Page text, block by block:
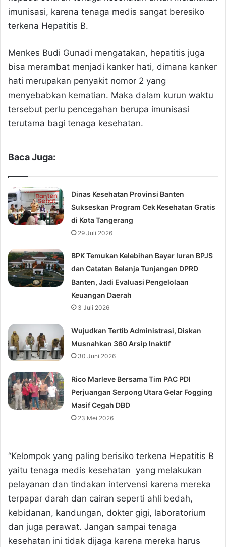
imunisasi, karena tenaga medis sangat beresiko
terkena Hepatitis B.
Menkes Budi Gunadi mengatakan, hepatitis juga
bisa merambat menjadi kanker hati, dimana kanker
hati merupakan penyakit nomor 2 yang
menyebabkan kematian. Maka dalam kurun waktu
tersebut perlu pencegahan berupa imunisasi
terutama bagi tenaga kesehatan.
Baca Juga:
Dinas Kesehatan Provinsi Banten
Sukseskan Program Cek Kesehatan Gratis
di Kota Tangerang
29 Juli 2026
BPK Temukan Kelebihan Bayar Iuran BPJS
dan Catatan Belanja Tunjangan DPRD
Banten, Jadi Evaluasi Pengelolaan
Keuangan Daerah
3 Juli 2026
Wujudkan Tertib Administrasi, Diskan
Musnahkan 360 Arsip Inaktif
30 Juni 2026
Rico Marleve Bersama Tim PAC PDI
Perjuangan Serpong Utara Gelar Fogging
Masif Cegah DBD
23 Mei 2026
“Kelompok yang paling berisiko terkena Hepatitis B
yaitu tenaga medis kesehatan yang melakukan
pelayanan dan tindakan intervensi karena mereka
terpapar darah dan cairan seperti ahli bedah,
kebidanan, kandungan, dokter gigi, laboratorium
dan juga perawat. Jangan sampai tenaga
kesehatan ini tidak dijaga karena mereka harus